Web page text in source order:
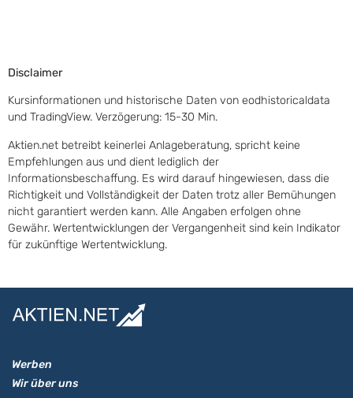
Disclaimer
Kursinformationen und historische Daten von eodhistoricaldata
und TradingView. Verzögerung: 15-30 Min.
Aktien.net betreibt keinerlei Anlageberatung, spricht keine
Empfehlungen aus und dient lediglich der
Informationsbeschaffung. Es wird darauf hingewiesen, dass die
Richtigkeit und Vollständigkeit der Daten trotz aller Bemühungen
nicht garantiert werden kann. Alle Angaben erfolgen ohne
Gewähr. Wertentwicklungen der Vergangenheit sind kein Indikator
für zukünftige Wertentwicklung.
Werben
Wir über uns